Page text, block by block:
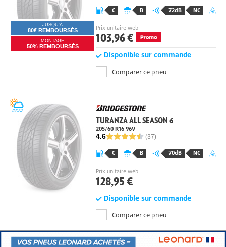
JUSQU'À
80€ REMBOURSÉS
MONTAGE
C B 72dB NC
Prix unitaire web
103,96 €
Disponible sur commande
TURANZA ALL SEASON 6
205/60 R16 96V
C B 70dB NC
Prix unitaire web
128,95 €
Disponible sur commande